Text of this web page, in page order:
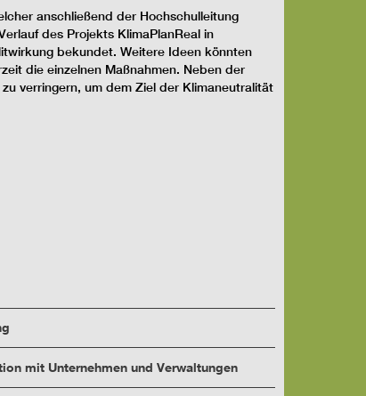
anschließend der Hochschulleitung
des Projekts KlimaPlanReal in
bekundet. Weitere Ideen könnten
die einzelnen Maßnahmen. Neben der
verringern, um dem Ziel der Klimaneutralität
mit Unternehmen und Verwaltungen